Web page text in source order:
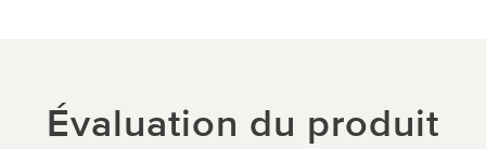
Évaluation du produit